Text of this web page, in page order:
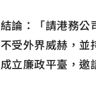
論：「請港務
受外界威赫，
立廉政平臺，邀